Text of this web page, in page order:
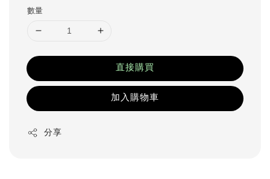
數量
直接購買
加入購物車
分享